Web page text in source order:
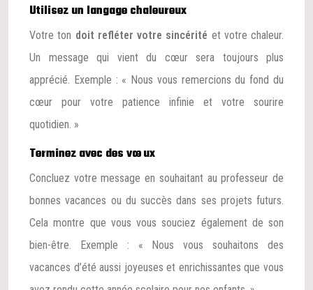
Utilisez un langage chaleureux
Votre ton doit refléter votre sincérité et votre chaleur.
Un message qui vient du cœur sera toujours plus
apprécié. Exemple : « Nous vous remercions du fond du
cœur pour votre patience infinie et votre sourire
quotidien. »
Terminez avec des vœux
Concluez votre message en souhaitant au professeur de
bonnes vacances ou du succès dans ses projets futurs.
Cela montre que vous vous souciez également de son
bien-être. Exemple : « Nous vous souhaitons des
vacances d’été aussi joyeuses et enrichissantes que vous